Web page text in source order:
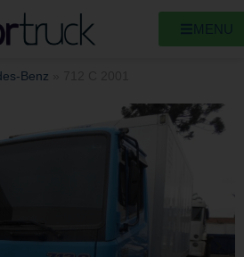
MENU
Benz